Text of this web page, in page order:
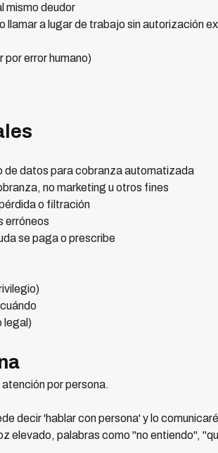
mismo deudor
llamar a lugar de trabajo sin autorización
error humano)
de datos para cobranza automatizada
no marketing u otros fines
o filtración
erróneos
se paga o prescribe
legal)
por persona.
decir 'hablar con persona' y lo
palabras como "no entiendo",